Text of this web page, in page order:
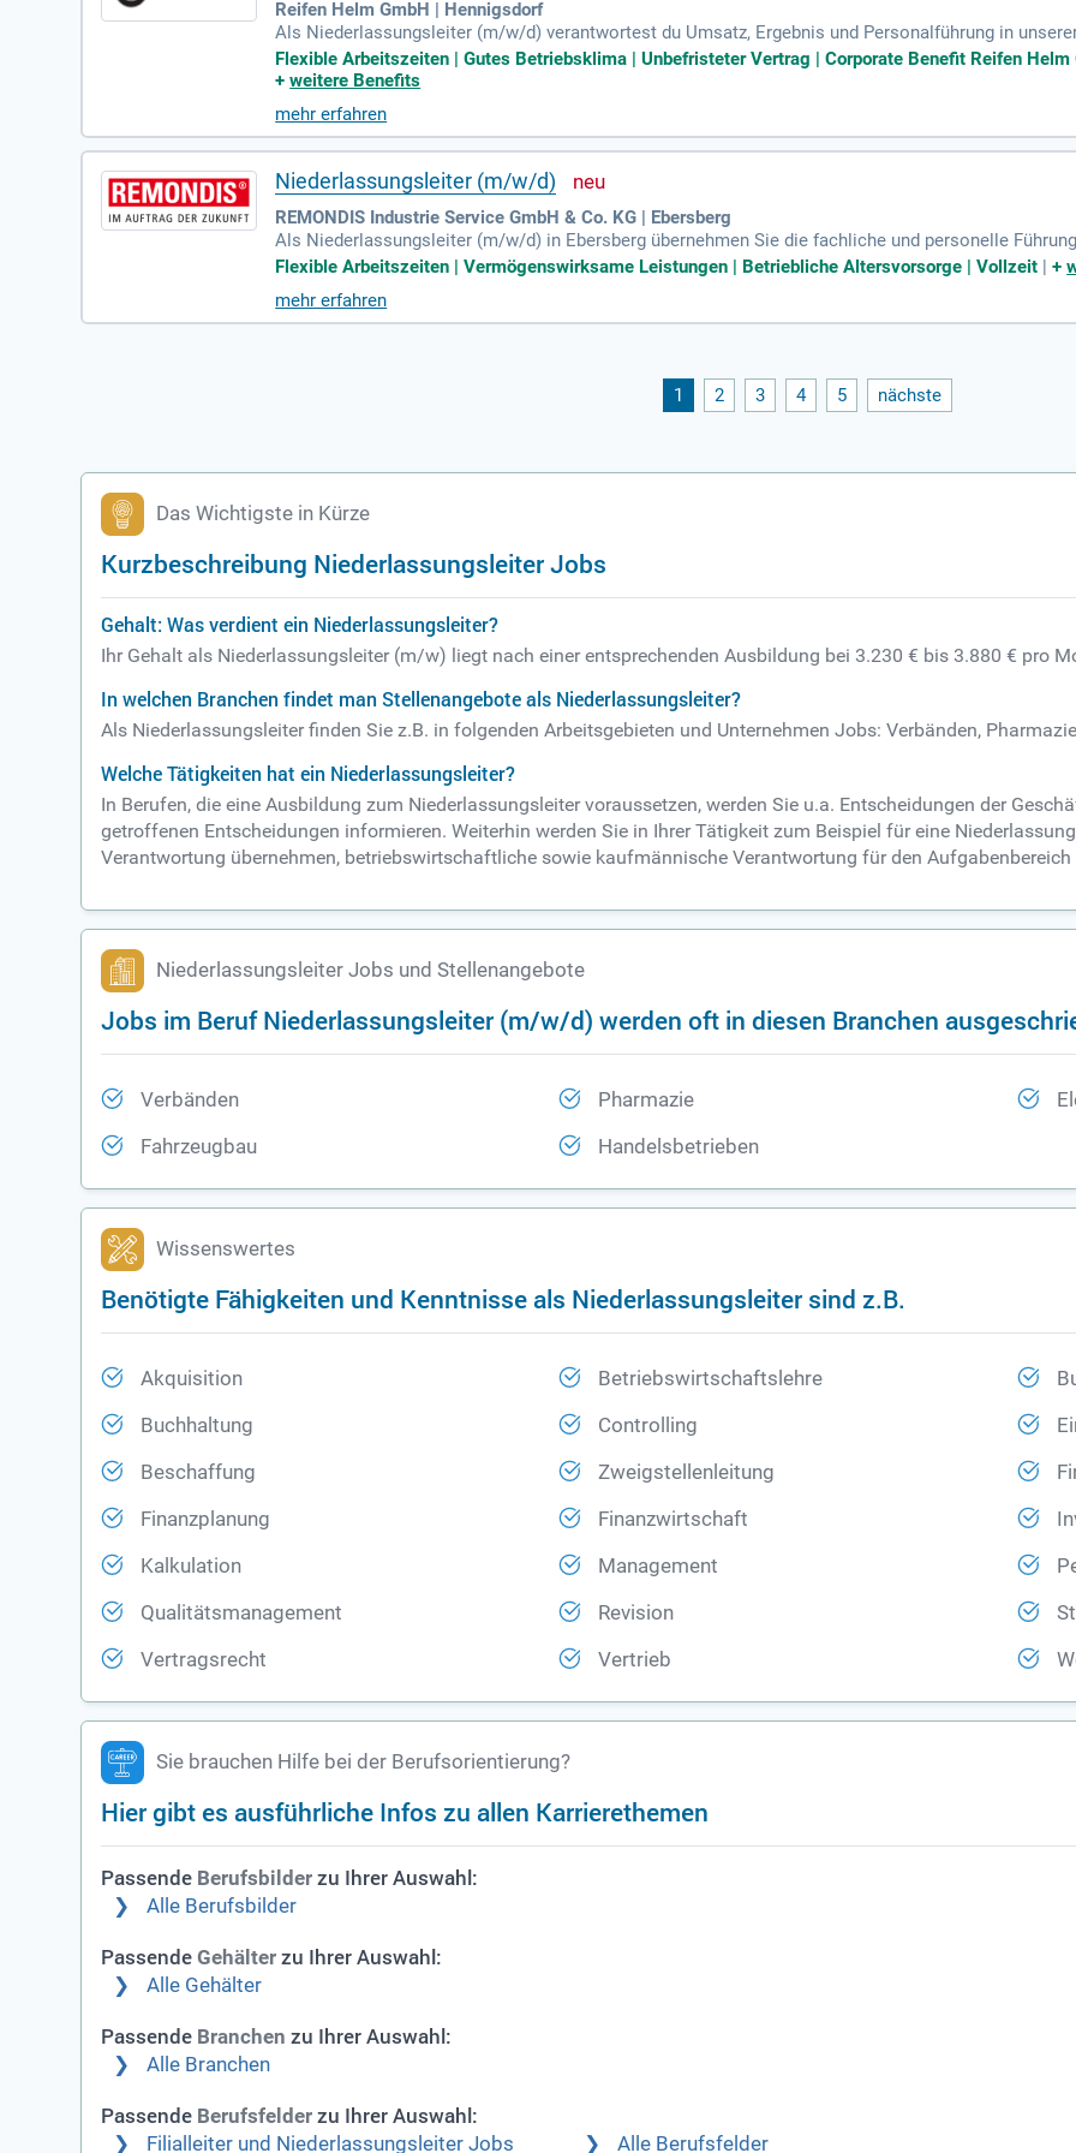
Reifen Helm GmbH | Hennigsdorf
Als Niederlassungsleiter (m/w/d) verantwortest du Umsatz, Ergebnis und Personalführung in
ben umfassen die Kostenplanung, Einkauf, Verkauf sowie die Durchführung von Inventuren und
hatroniker und idealerweise einer Meisterfortbildung bringst du die nötigen Qualifikationen mit. Du
bist. Flexibilität, Teamgeist und der Führerschein Klasse B rundem dein Profil ab.
Flexible Arbeitszeiten | Gutes Betriebsklima | Unbefristeter Vertrag | Corporate Benefit Reifen
+weitere Benefits
mehr erfahren
Niederlassungsleiter (m/w/d)
REMONDIS Industrie Service GmbH & Co. KG | Ebersberg
Als Niederlassungsleiter (m/w/d) in Ebersberg übernehmen Sie die fachliche und personelle
hen Mitarbeiter. Ihre Verantwortung erstreckt sich über die Ergebnisverantwortung der
chäftsführung. Sie fungieren als kompetenter Ansprechpartner für bestehende und zukünftige
ouverän nach außen. Ihre Expertise in der Verantwortung für Entsorgungsdienstleistungen sichert
nungen. Zudem leisten Sie wertvolle Beiträge durch die aktive Recherche zu neuen Entwicklungen
Flexible Arbeitszeiten | Vermögenswirksame Leistungen | Betriebliche Altersvorsorge | Vollzeit |+
mehr erfahren
1 2 3 4 5 nächste
Das Wichtigste in Kürze
Kurzbeschreibung Niederlassungsleiter Jobs
Gehalt: Was verdient ein Niederlassungsleiter?
Ihr Gehalt als Niederlassungsleiter (m/w) liegt nach einer entsprechenden Ausbildung bei 3.230 € bis 3.880 € pro
In welchen Branchen findet man Stellenangebote als Niederlassungsleiter?
Als Niederlassungsleiter finden Sie z.B. in folgenden Arbeitsgebieten und Unternehmen Jobs: Verbänden,
Welche Tätigkeiten hat ein Niederlassungsleiter?
In Berufen, die eine Ausbildung zum Niederlassungsleiter voraussetzen, werden Sie u.a. Entscheidungen der
getroffenen Entscheidungen informieren. Weiterhin werden Sie in Ihrer Tätigkeit zum Beispiel für eine
Verantwortung übernehmen, betriebswirtschaftliche sowie kaufmännische Verantwortung für den Aufgabenbereich
Niederlassungsleiter Jobs und Stellenangebote
Jobs im Beruf Niederlassungsleiter (m/w/d) werden oft in diesen Branchen
Verbänden Pharmazie
Fahrzeugbau Handelsbetrieben
Wissenswertes
Benötigte Fähigkeiten und Kenntnisse als Niederlassungsleiter sind z.B.
Akquisition Betriebswirtschaftslehre
Buchhaltung Controlling
Beschaffung Zweigstellenleitung
Finanzplanung Finanzwirtschaft
Kalkulation Management
Qualitätsmanagement Revision
Vertragsrecht Vertrieb
Sie brauchen Hilfe bei der Berufsorientierung?
Hier gibt es ausführliche Infos zu allen Karrierethemen
Passende Berufsbilder zu Ihrer Auswahl:
Alle Berufsbilder
PassendeGehälter zu Ihrer Auswahl:
Alle Gehälter
Passende Branchen zu Ihrer Auswahl:
Alle Branchen
Passende Berufsfelder zu Ihrer Auswahl:
Filialleiter und Niederlassungsleiter Jobs Alle Berufsfelder